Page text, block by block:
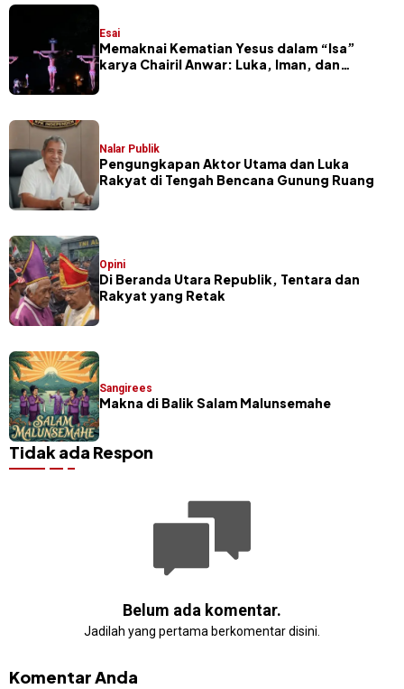
Esai
Memaknai Kematian Yesus dalam “Isa”
karya Chairil Anwar: Luka, Iman, dan
Nalar Publik
Pengungkapan Aktor Utama dan Luka
Rakyat di Tengah Bencana Gunung Ruang
Opini
Di Beranda Utara Republik, Tentara dan
Rakyat yang Retak
Sangirees
Makna di Balik Salam Malunsemahe
Tidak ada Respon
Belum ada komentar.
Jadilah yang pertama berkomentar disini.
Komentar Anda